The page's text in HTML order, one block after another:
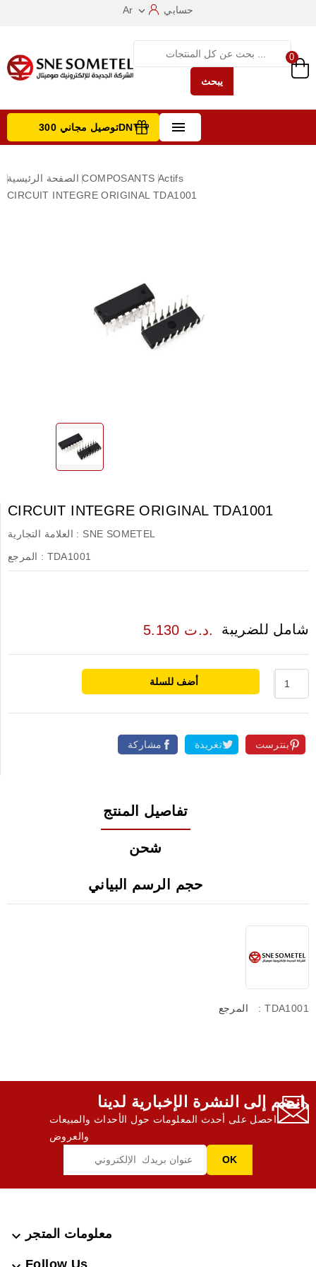
Ar  حسابي
يبحث
0
 توصيل مجاني 300DNT +
الصفحة الرئيسية COMPOSANTS Actifs
CIRCUIT INTEGRE ORIGINAL TDA1001
CIRCUIT INTEGRE ORIGINAL TDA1001
العلامة التجارية : SNE SOMETEL
المرجع : TDA1001
5.130 د.ت. شامل للضريبة
أضف للسلة
مشاركة تغريدة بنترست
تفاصيل المنتج
شحن
حجم الرسم البياني
المرجع : TDA1001
انضم إلى النشرة الإخبارية لدينا,
احصل على أحدث المعلومات حول الأحداث والمبيعات
والعروض
معلومات المتجر 
Follow Us